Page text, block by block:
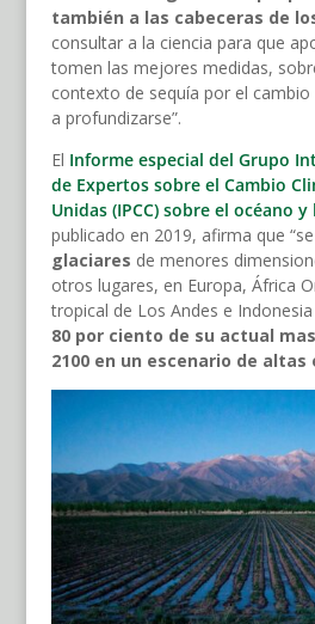
también a las cabeceras de
consultar a la ciencia para que
tomen las mejores medidas,
contexto de sequía por el
a profundizarse”.
El Informe especial del Grupo
de Expertos sobre el Cambio
Unidas (IPCC) sobre el océano
publicado en 2019, afirma que
glaciares de menores
otros lugares, en Europa, África
tropical de Los Andes e Indonesia
80 por ciento de su actual
2100 en un escenario de altas